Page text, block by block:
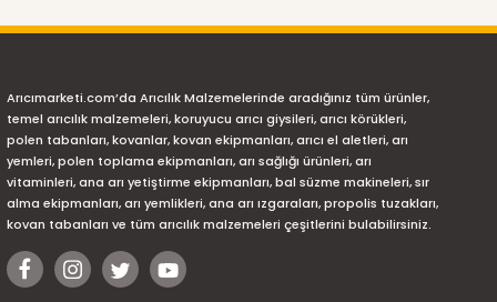
Arıcımarketi.com’da Arıcılık Malzemelerinde aradığınız tüm ürünler,
temel arıcılık malzemeleri, koruyucu arıcı giysileri, arıcı körükleri,
polen tabanları, kovanlar, kovan ekipmanları, arıcı el aletleri, arı
yemleri, polen toplama ekipmanları, arı sağlığı ürünleri, arı
vitaminleri, ana arı yetiştirme ekipmanları, bal süzme makineleri, sır
alma ekipmanları, arı yemlikleri, ana arı ızgaraları, propolis tuzakları,
kovan tabanları ve tüm arıcılık malzemeleri çeşitlerini bulabilirsiniz.